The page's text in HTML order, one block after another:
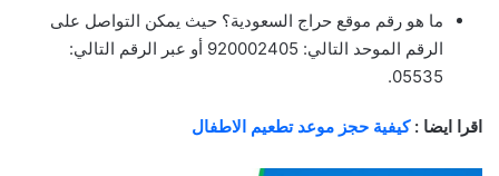
ما هو رقم موقع حراج السعودية؟ حيث يمكن التواصل على
الرقم الموحد التالي: 920002405 أو عبر الرقم التالي:
05535.
اقرا ايضا :كيفية حجز موعد تطعيم الاطفال